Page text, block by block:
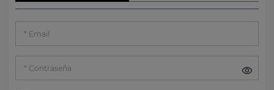
Email
Contraseña